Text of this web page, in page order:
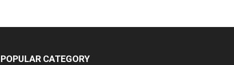
POPULAR CATEGORY